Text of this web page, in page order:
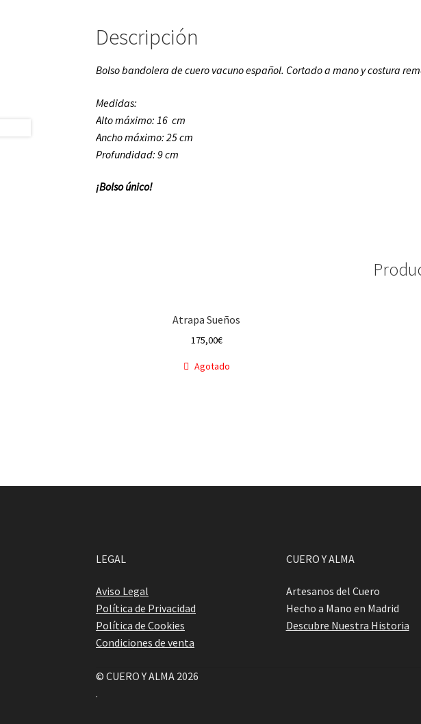
Descripción
Bolso bandolera de cuero vacuno español. Cortado a mano y costura
Medidas:
Alto máximo: 16 cm
Ancho máximo: 25 cm
Profundidad: 9 cm
¡Bolso único!
Atrapa Sueños
175,00€
Agotado
LEGAL
Aviso Legal
Política de Privacidad
Política de Cookies
Condiciones de venta
CUERO Y ALMA
Artesanos del Cuero
Hecho a Mano en Madrid
Descubre Nuestra Historia
© CUERO Y ALMA 2026
.